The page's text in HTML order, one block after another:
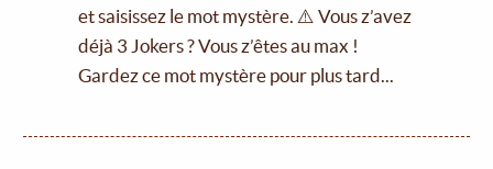
et saisissez le mot mystère. ⚠️ Vous z’avez
déjà 3 Jokers ? Vous z’êtes au max !
Gardez ce mot mystère pour plus tard...